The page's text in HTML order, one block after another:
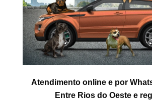
Atendimento online e por
Entre Rios do Oeste e